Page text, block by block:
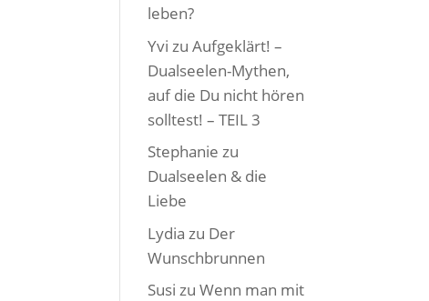
leben?
Yvi zuAufgeklärt! –
Dualseelen-Mythen,
auf die Du nicht hören
solltest! – TEIL 3
Stephanie zu
Dualseelen & die
Liebe
Lydia zu Der
Wunschbrunnen
Susi zuWenn man mit